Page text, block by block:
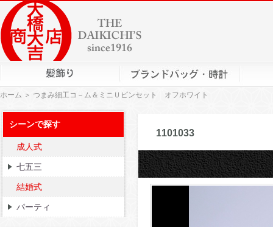
ホーム ＞ つまみ細工コ－ム＆ミニＵピンセット オフホワイト
1101033
シーンで探す
成人式
七五三
結婚式
パーティ